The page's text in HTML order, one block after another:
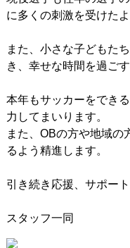
戦歴/卒業後の進路
に多くの刺激を受けたよ
また、小さな子どもた
き、幸せな時間を過ご
本年もサッカーをでき
力してまいります。
また、OBの方や地域の
るよう精進します。
引き続き応援、サポー
スタッフ一同